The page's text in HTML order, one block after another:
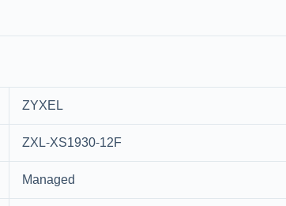
ZYXEL
ZXL-XS1930-12F
Managed